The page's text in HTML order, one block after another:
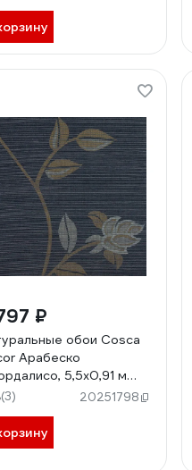
₽
обои Cosca
Арабеско
5,5x0,91 м
(3) 20251798